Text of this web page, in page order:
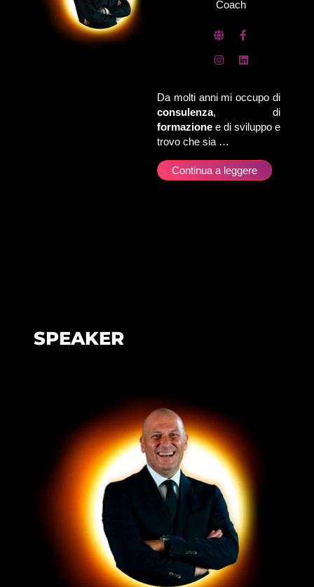
Coach
Da molti anni mi occupo di
consulenza, di
formazione e di sviluppo e
trovo che sia …
Continua a leggere
SPEAKER